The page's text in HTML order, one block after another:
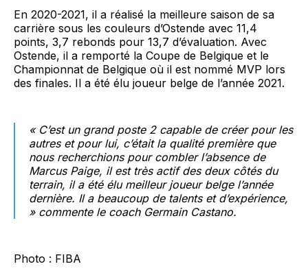
En 2020-2021, il a réalisé la meilleure saison de sa
carrière sous les couleurs d’Ostende avec 11,4
points, 3,7 rebonds pour 13,7 d’évaluation. Avec
Ostende, il a remporté la Coupe de Belgique et le
Championnat de Belgique où il est nommé MVP lors
des finales. Il a été élu joueur belge de l’année 2021.
« C’est un grand poste 2 capable de créer pour les
autres et pour lui, c’était la qualité première que
nous recherchions pour combler l’absence de
Marcus Paige, il est très actif des deux côtés du
terrain, il a été élu meilleur joueur belge l’année
dernière. Il a beaucoup de talents et d’expérience,
» commente le coach Germain Castano.
Photo : FIBA